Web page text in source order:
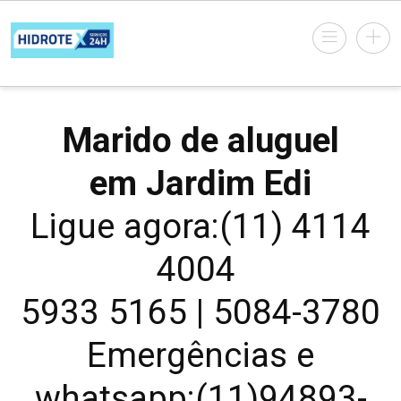
Marido de aluguel
em Jardim Edi
Ligue agora:(11) 4114
4004
5933 5165 | 5084-3780
Emergências e